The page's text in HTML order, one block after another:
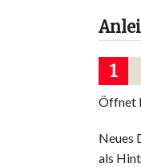
1
Öffnet
Neues
als